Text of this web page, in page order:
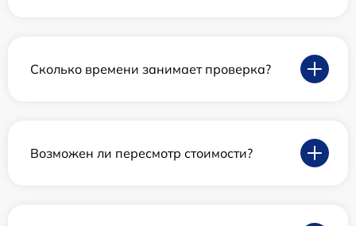
Сколько времени занимает проверка?
Возможен ли пересмотр стоимости?